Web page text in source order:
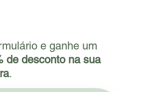
e ganhe um
de desconto na sua
.